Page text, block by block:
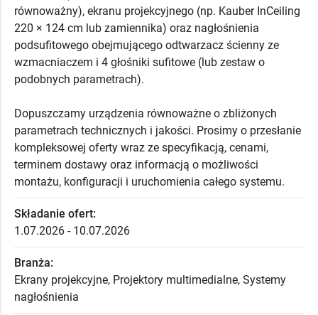
równoważny), ekranu projekcyjnego (np. Kauber InCeiling
220 × 124 cm lub zamiennika) oraz nagłośnienia
podsufitowego obejmującego odtwarzacz ścienny ze
wzmacniaczem i 4 głośniki sufitowe (lub zestaw o
podobnych parametrach).
Dopuszczamy urządzenia równoważne o zbliżonych
parametrach technicznych i jakości. Prosimy o przesłanie
kompleksowej oferty wraz ze specyfikacją, cenami,
terminem dostawy oraz informacją o możliwości
montażu, konfiguracji i uruchomienia całego systemu.
Składanie ofert:
1.07.2026 - 10.07.2026
Branża:
Ekrany projekcyjne, Projektory multimedialne, Systemy
nagłośnienia